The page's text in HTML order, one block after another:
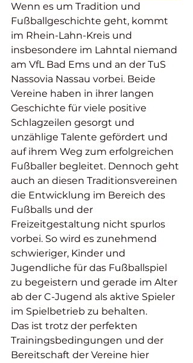
Wenn es um Tradition und
Fußballgeschichte geht, kommt
im Rhein-Lahn-Kreis und
insbesondere im Lahntal niemand
am VfL Bad Ems und an der TuS
Nassovia Nassau vorbei. Beide
Vereine haben in ihrer langen
Geschichte für viele positive
Schlagzeilen gesorgt und
unzählige Talente gefördert und
auf ihrem Weg zum erfolgreichen
Fußballer begleitet. Dennoch geht
auch an diesen Traditionsvereinen
die Entwicklung im Bereich des
Fußballs und der
Freizeitgestaltung nicht spurlos
vorbei. So wird es zunehmend
schwieriger, Kinder und
Jugendliche für das Fußballspiel
zu begeistern und gerade im Alter
ab der C-Jugend als aktive Spieler
im Spielbetrieb zu behalten.
Das ist trotz der perfekten
Trainingsbedingungen und der
Bereitschaft der Vereine hier